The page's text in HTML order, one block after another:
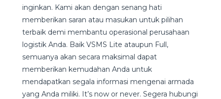
inginkan. Kami akan dengan senang hati
memberikan saran atau masukan untuk pilihan
terbaik demi membantu operasional perusahaan
logistik Anda. Baik VSMS Lite ataupun Full,
semuanya akan secara maksimal dapat
memberikan kemudahan Anda untuk
mendapatkan segala informasi mengenai armada
yang Anda miliki. It’s now or never. Segera hubungi